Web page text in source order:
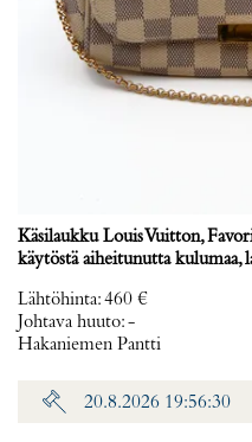
Käsilaukku Louis Vuitton,
käytöstä aiheitunutta kulumaa,
Lähtöhinta:460 €
Johtava huuto:-
Hakaniemen Pantti
20.8.2026 19:56:30